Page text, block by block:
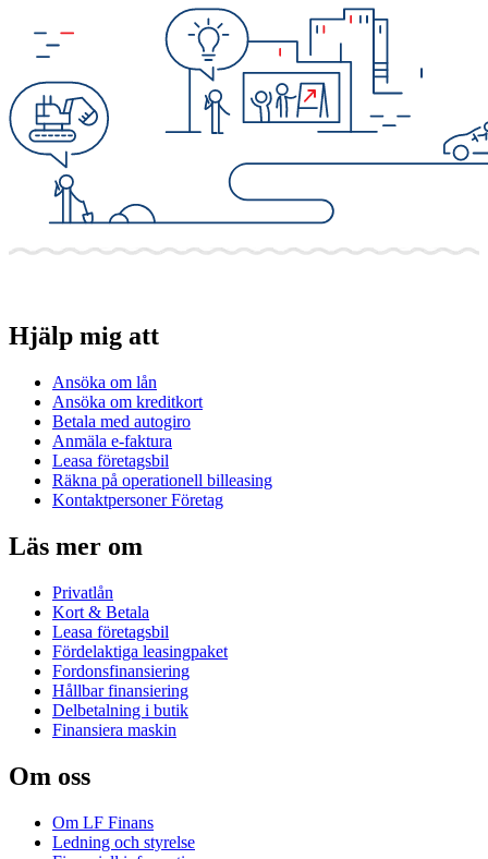
Hjälp mig att
Ansöka om lån
Ansöka om kreditkort
Betala med autogiro
Anmäla e-faktura
Leasa företagsbil
Räkna på operationell billeasing
Kontaktpersoner Företag
Läs mer om
Privatlån
Kort & Betala
Leasa företagsbil
Fördelaktiga leasingpaket
Fordonsfinansiering
Hållbar finansiering
Delbetalning i butik
Finansiera maskin
Om oss
Om LF Finans
Ledning och styrelse